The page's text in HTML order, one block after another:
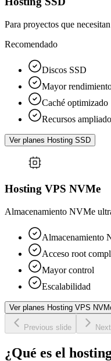
Para proyectos que
Recomendado
Discos SSD
Mayor
Caché optimizado
Recursos
Ver planes Hosting SSD
Hosting VPS NVMe
Almacenamiento NVMe
Almacenamiento
Acceso root
Mayor control
Escalabilidad
Ver planes Hosting VPS
Previous slide
¿Qué es el